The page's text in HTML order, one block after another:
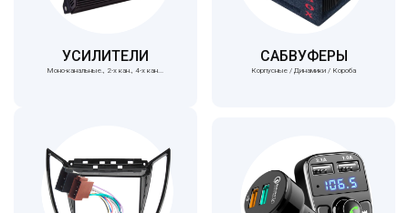
УСИЛИТЕЛИ
Моно-канальные., 2-х кан., 4-х кан...
САБВУФЕРЫ
Корпусные / Динамики / Короба